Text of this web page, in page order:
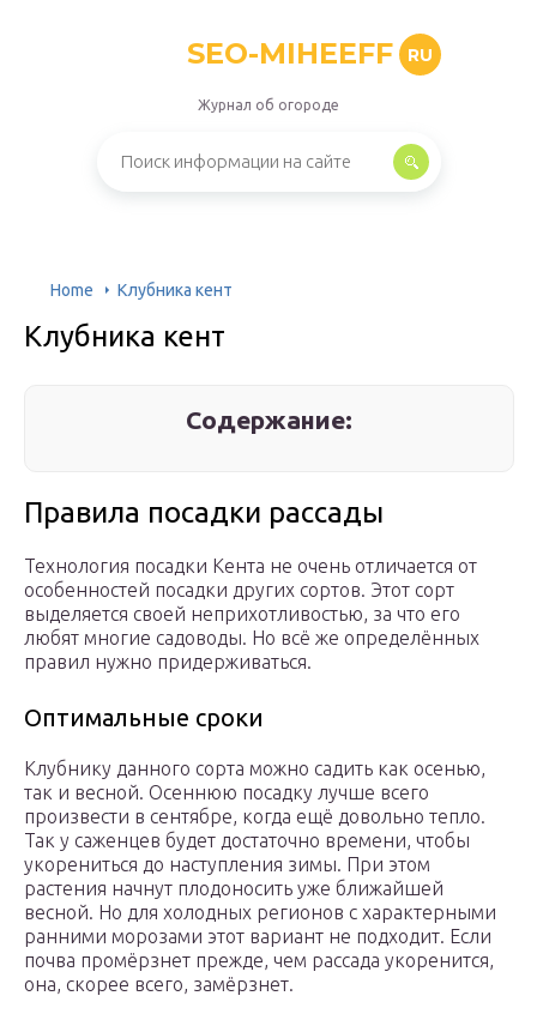
SEO-MIHEEFF RU
Журнал об огороде
Home Клубника кент
Клубника кент
Содержание:
Правила посадки рассады
Технология посадки Кента не очень отличается от
особенностей посадки других сортов. Этот сорт
выделяется своей неприхотливостью, за что его
любят многие садоводы. Но всё же определённых
правил нужно придерживаться.
Оптимальные сроки
Клубнику данного сорта можно садить как осенью,
так и весной. Осеннюю посадку лучше всего
произвести в сентябре, когда ещё довольно тепло.
Так у саженцев будет достаточно времени, чтобы
укорениться до наступления зимы. При этом
растения начнут плодоносить уже ближайшей
весной. Но для холодных регионов с характерными
ранними морозами этот вариант не подходит. Если
почва промёрзнет прежде, чем рассада укоренится,
она, скорее всего, замёрзнет.